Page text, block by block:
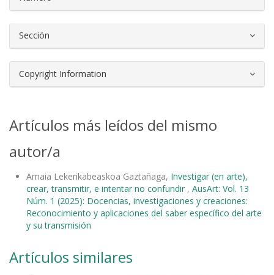
Sección
Copyright Information
Artículos más leídos del mismo
autor/a
Amaia Lekerikabeaskoa Gaztañaga, Investigar (en arte),
crear, transmitir, e intentar no confundir , AusArt: Vol. 13
Núm. 1 (2025): Docencias, investigaciones y creaciones:
Reconocimiento y aplicaciones del saber específico del arte
y su transmisión
Artículos similares